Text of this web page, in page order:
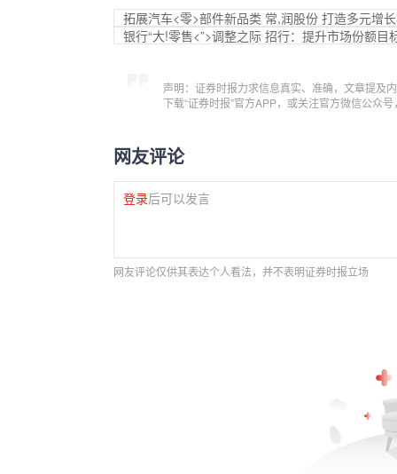
拓展汽车<零>部件新品类 常,润股份 打造多元增
银行“大!零售<”>调整之际 招行：提升市场份额目
声明：证券时报力求信息真实、准确，文章提及
下载“证券时报”官方APP，或关注官方微信公众
网友评论
登录后可以发言
网友评论仅供其表达个人看法，并不表明证券时报立场